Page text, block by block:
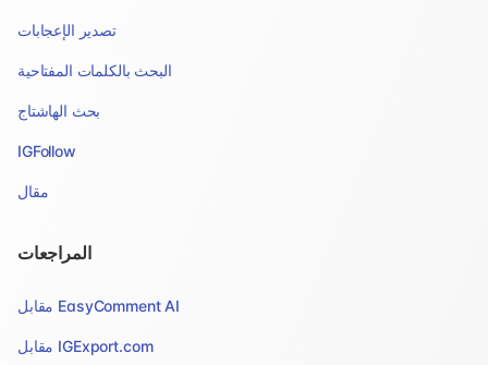
تصدير الإعجابات
البحث بالكلمات المفتاحية
بحث الهاشتاج
IGFollow
مقال
المراجعات
مقابل EasyComment AI
مقابل IGExport.com